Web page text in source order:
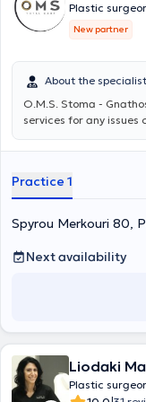
has been involved in
presented at
conferences in Greece
Plastic
New partner
About the specialist
O.M.S. Stoma -
services for any
Prosopo MD PhD,
solutions for each
omstotalcare.gr.
Practice 1
Spyrou Merkouri 80,
Next availability
Liodaki
Plastic